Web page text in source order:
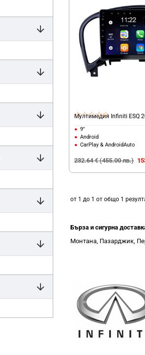
Мултимедия Infiniti ESQ
9"
Android
CarPlay & AndroidAuto
232.64 € (455.00 лв.)
от 1 до 1 от общо 1
Бърза и сигурна
Монтана, Пазарджик,